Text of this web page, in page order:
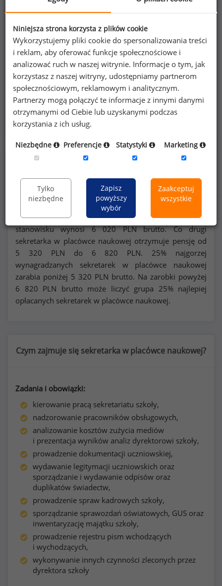
Poszukujesz szczegółowych danych o
wynagrodzeniachsekretarek w placówce
naukowejlub na innych stanowiskach?
Dowiedz się więcej
Wykorzystaj kod
placówce naukowej
Miesięczne wynagrodzenie całkowite ( mediana*) na tym
stanowisku wynosi6 020PLN brutto. Co drugi
sekretarka w placówce naukowej otrzymuje pensję od
5 320 PLN do 6 820 PLN. 25% najgorzej
wynagradzanych sekretarek w placówce naukowej
zarabia poniżej 5 320 PLN brutto. Na zarobki powyżej
6 820 PLN brutto może liczyć grupa 25% najlepiej
opłacanych sekretarek w placówce naukowej.
Czym zajmuje się sekretarka w placówce naukowej?
Zadania i obowiązki:
kierowanie pracą sekretariatu szkoły,
nadzorowanie pracowników obsługowych,
analizowanie kosztów zużycia mediów
i prezentacja wyników analiz dyrektorowi szkoły,
prowadzenie dokumentacji uczniowskiej,
wydawanie legitymacji uczniowskich oraz
sporządzanie i wydawanie odpisów oraz
duplikatów świadectw,
prowadzenie spraw kadrowych szkoły,
sporządzanie sprawozdań oświatowych, GUS oraz
inwentaryzację majątku szkoły,
prowadzenie rejestru pism wchodzących
i wychodzących,
wykonywanie innych czynności zleconych przez
dyrektora szkoły
Niniejsza strona korzysta z plików cookie
Wykorzystujemy pliki cookie do spersonalizowania treści
i reklam, aby oferować funkcje społecznościowe i
analizować ruch w naszej witrynie. Informacje o tym, jak
korzystasz z naszej witryny, udostępniamy partnerom
społecznościowym, reklamowym i analitycznym.
Partnerzy mogą połączyć te informacje z innymi danymi
otrzymanymi od Ciebie lub uzyskanymi podczas
korzystania z ich usług.
Niezbędne Preferencje Statystyki Marketing
Tylko
niezbędne
Zapisz
powyższy
wybór
Zaakceptuj
wszystkie